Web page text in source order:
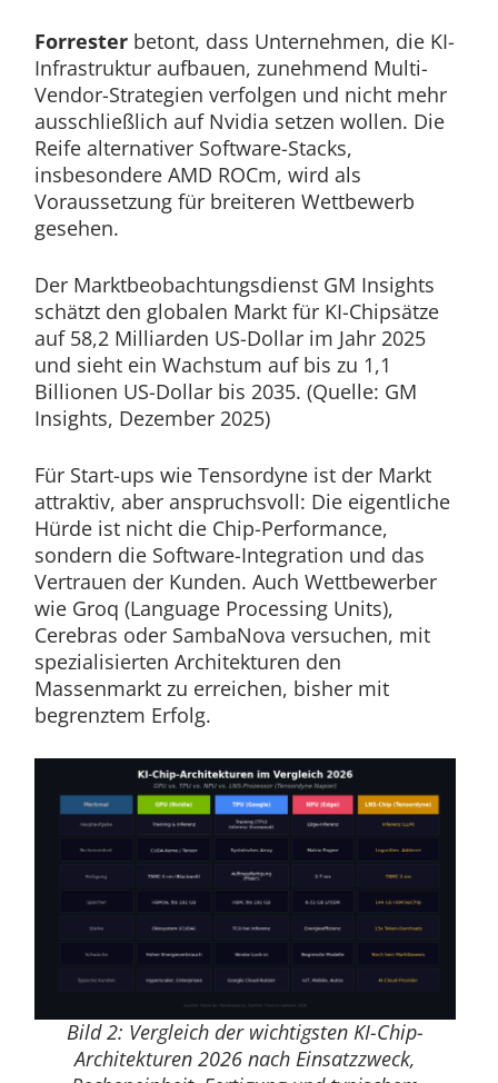
Forrester betont, dass Unternehmen, die KI-
Infrastruktur aufbauen, zunehmend Multi-
Vendor-Strategien verfolgen und nicht mehr
ausschließlich auf Nvidia setzen wollen. Die
Reife alternativer Software-Stacks,
insbesondere AMD ROCm, wird als
Voraussetzung für breiteren Wettbewerb
gesehen.
Der Marktbeobachtungsdienst GM Insights
schätzt den globalen Markt für KI-Chipsätze
auf 58,2 Milliarden US-Dollar im Jahr 2025
und sieht ein Wachstum auf bis zu 1,1
Billionen US-Dollar bis 2035. (Quelle: GM
Insights, Dezember 2025)
Für Start-ups wie Tensordyne ist der Markt
attraktiv, aber anspruchsvoll: Die eigentliche
Hürde ist nicht die Chip-Performance,
sondern die Software-Integration und das
Vertrauen der Kunden. Auch Wettbewerber
wie Groq (Language Processing Units),
Cerebras oder SambaNova versuchen, mit
spezialisierten Architekturen den
Massenmarkt zu erreichen, bisher mit
begrenztem Erfolg.
Bild 2: Vergleich der wichtigsten KI-Chip-
Architekturen 2026 nach Einsatzzweck,